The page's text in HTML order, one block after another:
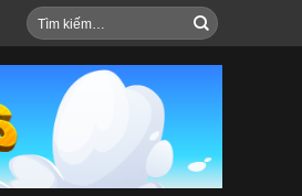
Tìm
kiếm: